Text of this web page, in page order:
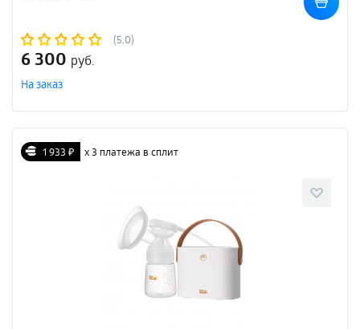
(5.0)
6 300 руб.
На заказ
1 933 ₽ х 3 платежа в сплит